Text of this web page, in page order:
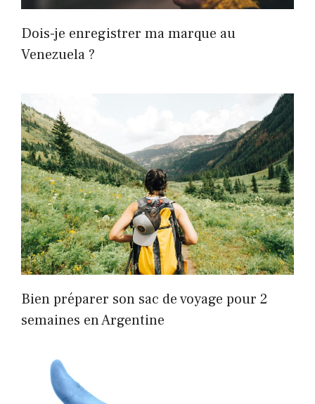
Dois-je enregistrer ma marque au
Venezuela ?
Bien préparer son sac de voyage pour 2
semaines en Argentine